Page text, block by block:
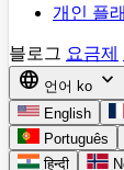
개인 플
블로그 요금제
language 언어 ko expand_more
English
Português
हिन्दी